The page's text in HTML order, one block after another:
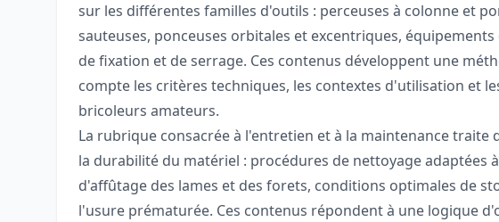
sur les différentes familles d'outils : perceuses à colonne et
sauteuses, ponceuses orbitales et excentriques,
de fixation et de serrage. Ces contenus développent une
compte les critères techniques, les contextes d'utilisation et
bricoleurs amateurs.
La rubrique consacrée à l'entretien et à la maintenance traite
la durabilité du matériel : procédures de nettoyage adaptées
d'affûtage des lames et des forets, conditions optimales de
l'usure prématurée. Ces contenus répondent à une logique